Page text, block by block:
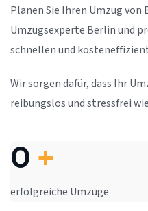
Planen Sie Ihren Umzug
Umzugsexperte Berlin und
schnellen und
Wir sorgen dafür, dass Ihr
reibungslos und stressfrei
0 +
erfolgreiche Umzüge